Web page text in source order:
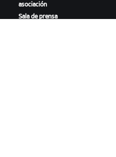
asociación
Sala de prensa